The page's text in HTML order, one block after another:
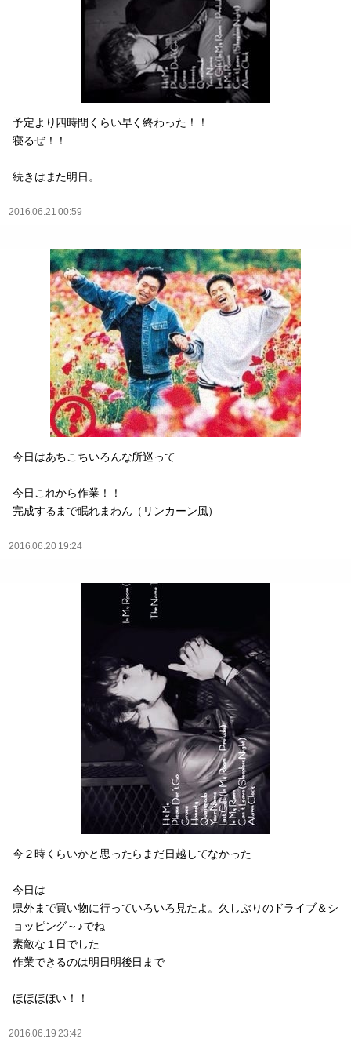
予定より四時間くらい早く終わった！！
寝るぜ！！
続きはまた明日。
2016.06.21 00:59
今日はあちこちいろんな所巡って
今日これから作業！！
完成するまで眠れまわん（リンカーン風）
2016.06.20 19:24
今２時くらいかと思ったらまだ日越してなかった
今日は
県外まで買い物に行っていろいろ見たよ。久しぶりのドライブ＆シ
ョッピング～♪でね
素敵な１日でした
作業できるのは明日明後日まで
ほほほほい！！
2016.06.19 23:42